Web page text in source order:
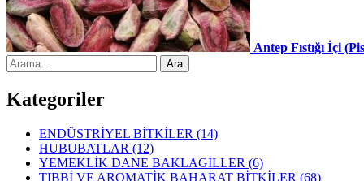
Antep Fıstığı İçi
Kategoriler
ENDÜSTRİYEL BİTKİLER (14)
HUBUBATLAR (12)
YEMEKLİK DANE BAKLAGİLLER (6)
TIBBİ VE AROMATİK BAHARAT BİTKİLER (68)